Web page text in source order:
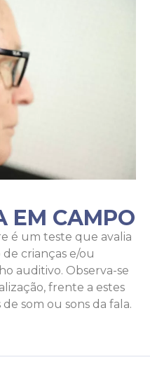
EM CAMPO
é um teste que avalia
crianças e/ou
auditivo. Observa-se
frente a estes
som ou sons da fala.